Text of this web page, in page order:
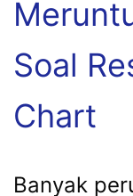
Soal
Chart
Banyak